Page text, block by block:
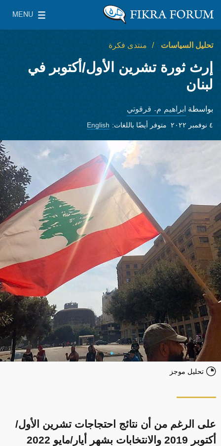
معهد واشنطن لسياسات الشرق الأدنى
MENU
Main Menu
تحليل السياسات منتدى فكرة
إرث ثورة تشرين الأول/أكتوبر في
لبنان
بواسطة ابراهيم م. قرقوتي
٤ نوفمبر ٢٠٢٢ متوفر أيضًا باللغات: English
تحليل موجز
على الرغم من أن نتائج احتجاجات تشرين الأول/
أكتوبر 2019 والانتخابات بشهر أيار/مايو 2022